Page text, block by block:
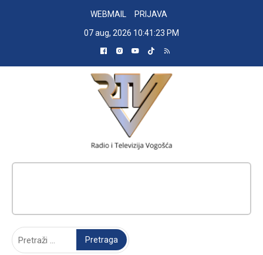
WEBMAIL
PRIJAVA
07 aug, 2026 10:41:24 PM